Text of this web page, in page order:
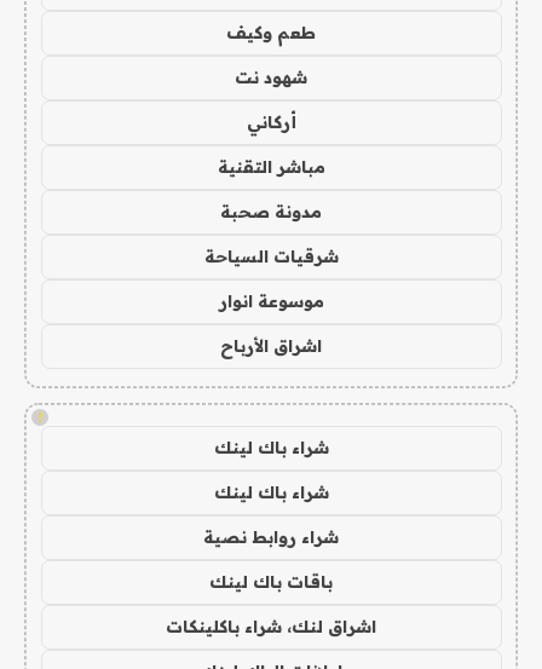
طعم وكيف
شهود نت
أركاني
مباشر التقنية
مدونة صحبة
شرقيات السياحة
موسوعة انوار
اشراق الأرباح
!
شراء باك لينك
شراء باك لينك
شراء روابط نصية
باقات باك لينك
اشراق لنك، شراء باكلينكات